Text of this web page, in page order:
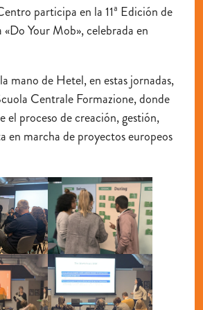
participa en la 11ª Edición de
Your Mob», celebrada en
mano de Hetel, en estas jornadas,
Centrale Formazione, donde
el proceso de creación, gestión,
en marcha de proyectos europeos